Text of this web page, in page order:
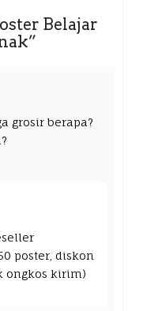
Belajar
”
grosir berapa?
poster, diskon
ongkos kirim)